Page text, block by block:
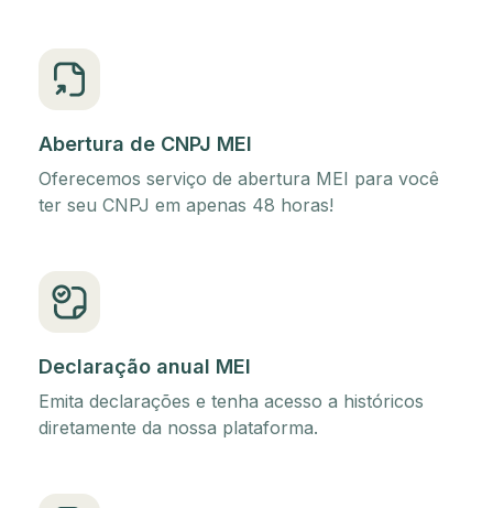
Abertura de CNPJ MEI
Oferecemos serviço de abertura MEI para você
ter seu CNPJ em apenas 48 horas!
Declaração anual MEI
Emita declarações e tenha acesso a históricos
diretamente da nossa plataforma.